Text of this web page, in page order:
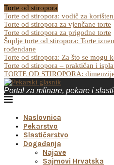
Torte od stiropora
Torte od stiropora: vodič za
Torte od stiropora za vjenčane torte
Torte od stiropora za prigodne torte
Šuplje torte od stiropora: Torte
rođendane
Torte od stiropora: Za što se mogu
Torte od stiropora – praktičan i
TORTE OD STIROPORA:
Portal za mlinare, pekare i
Naslovnica
Pekarstvo
Slastičarstvo
Događanja
Najave
Sajmovi Hrvatska